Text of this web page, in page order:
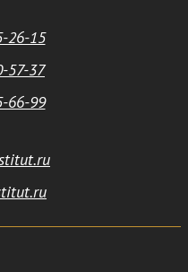
26-15
57-37
66-99